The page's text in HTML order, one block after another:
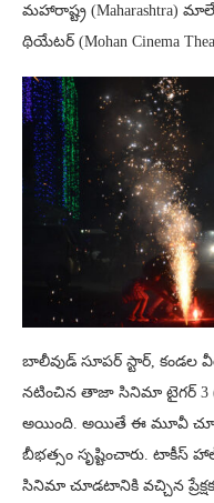
మహారాష్ట్ర (Maharashtra)
థియేటర్‌ (Mohan Cinema
బాలీవుడ్‌ సూపర్ స్టార్, కండల
నటించిన తాజా సినిమా టైగర్‌ 3
అయింది. అయితే ఈ మూవీ
బీభత్సం సృష్టించారు.
సినిమా చూడటానికి వచ్చిన